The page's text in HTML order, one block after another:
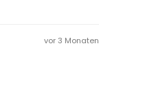
vor 3 Monaten